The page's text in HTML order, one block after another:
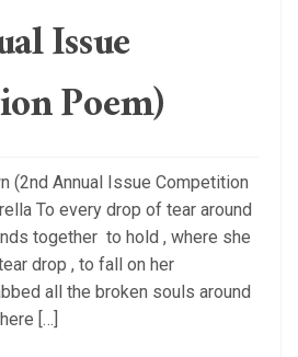
Issue
Poem)
(2nd Annual Issue Competition
To every drop of tear around
together to hold , where she
drop , to fall on her
all the broken souls around
[…]